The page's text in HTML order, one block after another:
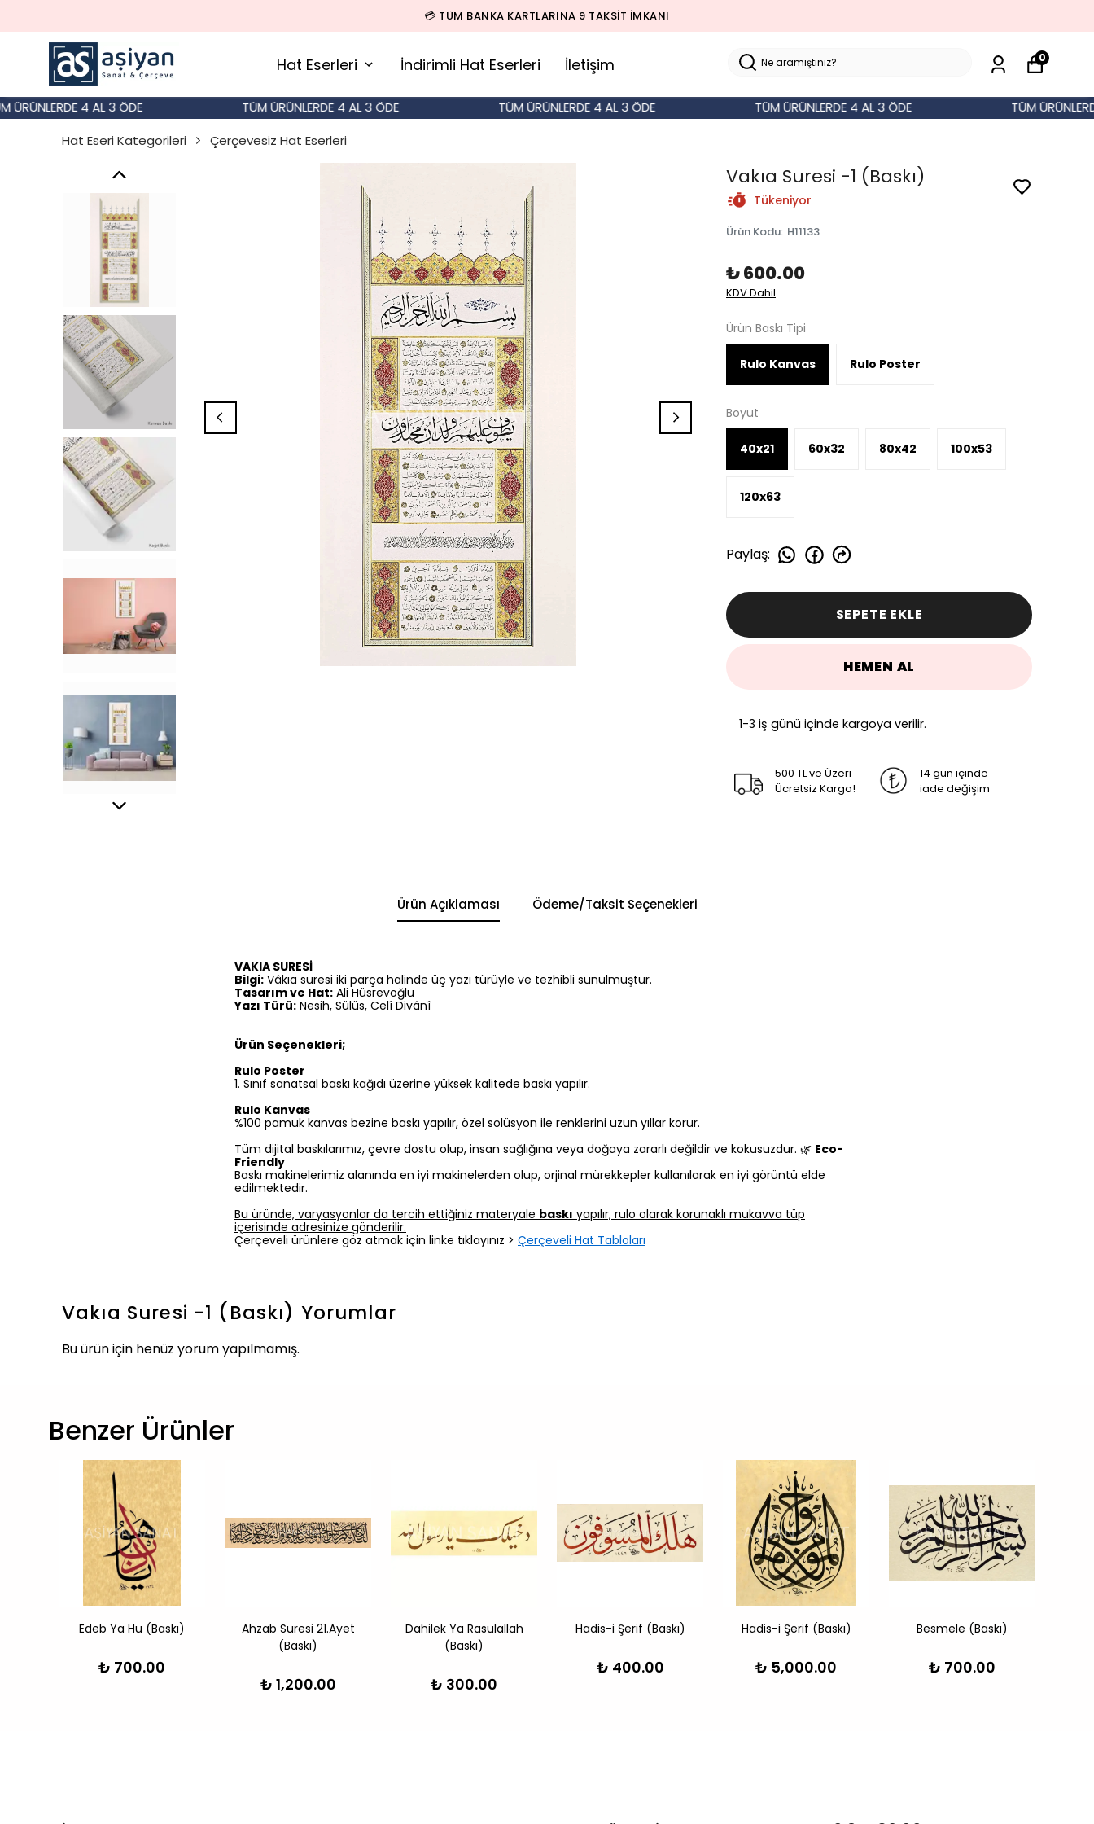
🚚 500 TL ÜZERİ SİPARİŞLERDE KARGO BEDAVA!
Hat Eserleri İndirimli Hat Eserleri İletişim 0
4 AL 3 ÖDE TÜM ÜRÜNLERDE 4 AL 3 ÖDE TÜM ÜRÜNLERDE 4 AL 3 ÖDE TÜM ÜRÜNLERDE 4 AL 3 ÖDE
TÜM ÜRÜNLERDE
Hat Eseri Kategorileri
Çerçevesiz Hat Eserleri
Vakıa Suresi -1 (Baskı)
Tükeniyor
Ürün Kodu: H11133
₺ 600.00
KDV Dahil
Ürün Baskı Tipi
Rulo Kanvas Rulo Poster
Boyut
40x21 60x32 80x42 100x53
120x63
Paylaş:
SEPETE EKLE
HEMEN AL
1-3 iş günü içinde kargoya verilir.
500 TL ve Üzeri
Ücretsiz Kargo!
14 gün içinde
iade değişim
Ürün Açıklaması Ödeme/Taksit Seçenekleri
VAKIA SURESİ
Bilgi: Vâkıa suresi iki parça halinde üç yazı türüyle ve tezhibli sunulmuştur.
Tasarım ve Hat: Ali Hüsrevoğlu
Yazı Türü: Nesih, Sülüs, Celî Divânî
Ürün Seçenekleri;
Rulo Poster
1.⁠ ⁠Sınıf sanatsal baskı kağıdı üzerine yüksek kalitede baskı yapılır.
Rulo Kanvas
%100 pamuk kanvas bezine baskı yapılır, özel solüsyon ile renklerini uzun yıllar korur.
Tüm dijital baskılarımız, çevre dostu olup, insan sağlığına veya doğaya zararlı değildir ve kokusuzdur. 🌿 Eco-
Friendly
Baskı makinelerimiz alanında en iyi makinelerden olup, orjinal mürekkepler kullanılarak en iyi görüntü elde
edilmektedir.
Bu üründe, varyasyonlar da tercih ettiğiniz materyale baskı yapılır, rulo olarak korunaklı mukavva tüp
içerisinde adresinize gönderilir.
Çerçeveli ürünlere göz atmak için linke tıklayınız > Çerçeveli Hat Tabloları
Vakıa Suresi -1 (Baskı) Yorumlar
Bu ürün için henüz yorum yapılmamış.
Benzer Ürünler
Edeb Ya Hu (Baskı)
₺ 700.00
Ahzab Suresi 21.Ayet
(Baskı)
₺ 1,200.00
Dahilek Ya Rasulallah
(Baskı)
₺ 300.00
Hadis-i Şerif (Baskı)
₺ 400.00
Hadis-i Şerif (Baskı)
₺ 5,000.00
Besmele (Baskı)
₺ 700.00